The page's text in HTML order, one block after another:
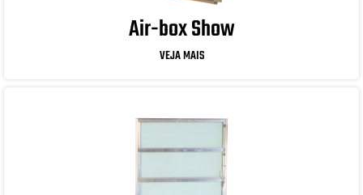
Air-box Show
VEJA MAIS